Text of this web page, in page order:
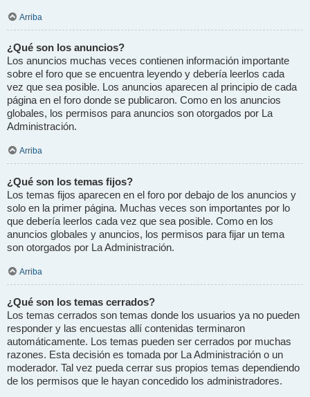
Arriba
¿Qué son los anuncios?
Los anuncios muchas veces contienen información importante
sobre el foro que se encuentra leyendo y debería leerlos cada
vez que sea posible. Los anuncios aparecen al principio de cada
página en el foro donde se publicaron. Como en los anuncios
globales, los permisos para anuncios son otorgados por La
Administración.
Arriba
¿Qué son los temas fijos?
Los temas fijos aparecen en el foro por debajo de los anuncios y
solo en la primer página. Muchas veces son importantes por lo
que debería leerlos cada vez que sea posible. Como en los
anuncios globales y anuncios, los permisos para fijar un tema
son otorgados por La Administración.
Arriba
¿Qué son los temas cerrados?
Los temas cerrados son temas donde los usuarios ya no pueden
responder y las encuestas allí contenidas terminaron
automáticamente. Los temas pueden ser cerrados por muchas
razones. Esta decisión es tomada por La Administración o un
moderador. Tal vez pueda cerrar sus propios temas dependiendo
de los permisos que le hayan concedido los administradores.